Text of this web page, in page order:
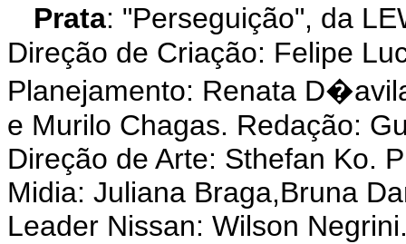
Prata: "Perseguição", da
Direção de Criação: Felipe
Planejamento: Renata
e Murilo Chagas. Redação:
Direção de Arte: Sthefan Ko.
Midia: Juliana Braga,Bruna
Leader Nissan: Wilson